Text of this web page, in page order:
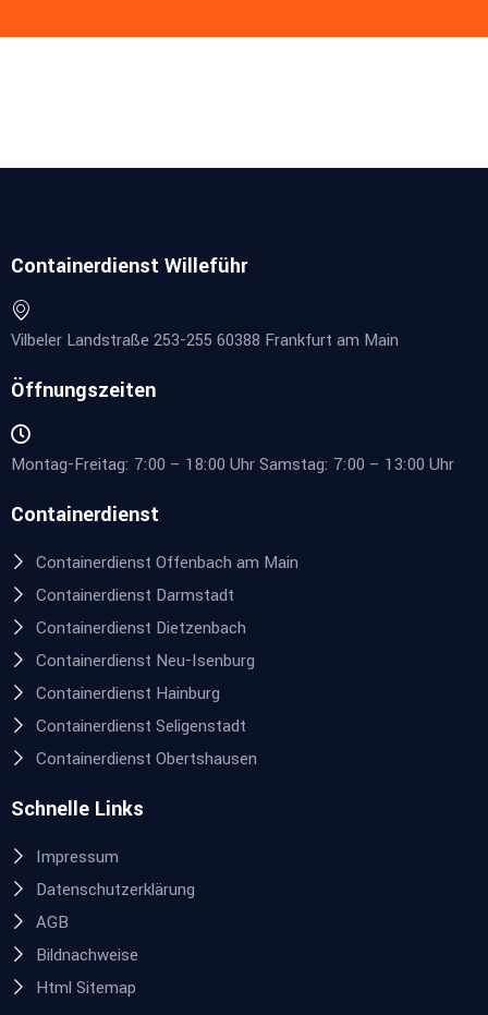
Containerdienst Willeführ
Vilbeler Landstraße 253-255 60388 Frankfurt am Main
Öffnungszeiten
Montag-Freitag: 7:00 – 18:00 Uhr Samstag: 7:00 – 13:00 Uhr
Containerdienst
Containerdienst Offenbach am Main
Containerdienst Darmstadt
Containerdienst Dietzenbach
Containerdienst Neu-Isenburg
Containerdienst Hainburg
Containerdienst Seligenstadt
Containerdienst Obertshausen
Schnelle Links
Impressum
Datenschutzerklärung
AGB
Bildnachweise
Html Sitemap